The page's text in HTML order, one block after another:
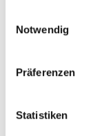
Cookies, wenn
Notwendig
Präferenzen
Statistiken